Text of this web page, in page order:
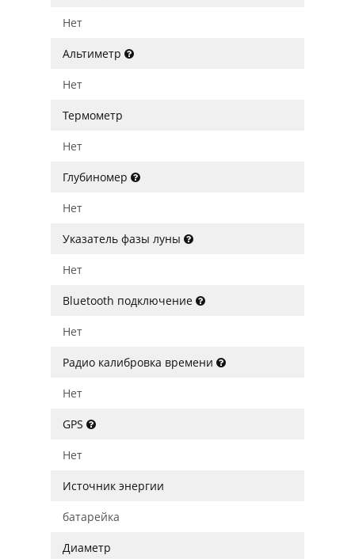
Нет
Альтиметр
Нет
Термометр
Нет
Глубиномер
Нет
Указатель фазы луны
Нет
Bluetooth подключение
Нет
Радио калибровка времени
Нет
GPS
Нет
Источник энергии
батарейка
Диаметр